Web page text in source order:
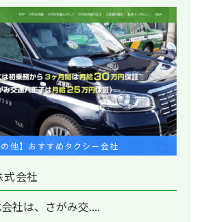
の他】おすすめタクシー会社
会社
社は、さがみ交....